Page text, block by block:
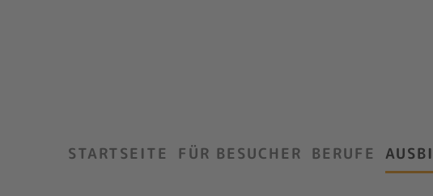
STARTSEITE FÜR BESUCHER BERUFE